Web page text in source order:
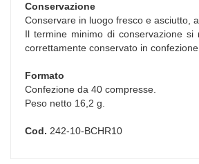
Conservazione
Conservare in luogo fresco e asciutto,
Il termine minimo di conservazione si
correttamente conservato in confezione
Formato
Confezione da 40 compresse.
Peso netto 16,2 g.
Cod. 242-10-BCHR10